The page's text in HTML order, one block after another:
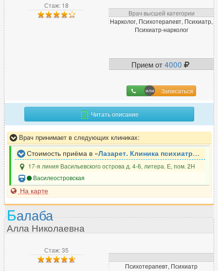
Стаж: 18
Врач высшей категории
Нарколог, Психотерапевт, Психиатр,
Психиатр-нарколог
Прием от4000
Записаться
Читать описание
Врач принимает в следующих клиниках:
Стоимость приёма в «Лазарет. Клиника психиатрии, психотерапии и реабилитации
17-я линия Васильевского острова д. 4-6, литера. Е, пом. 2Н
Василеостровская
На карте
Стаж: 35
Психотерапевт, Психиатр
Балаба
Алла Николаевна